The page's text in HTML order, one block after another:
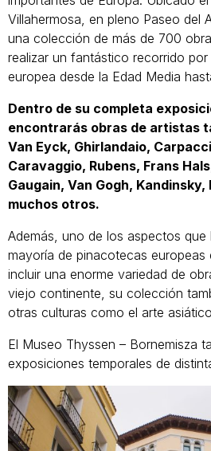
Villahermosa, en pleno Paseo del
una colección de más de 700
realizar un fantástico recorrido
europea desde la Edad Media
Dentro de su completa
encontrarás obras de artistas
Van Eyck, Ghirlandaio,
Caravaggio, Rubens, Frans
Gaugain, Van Gogh,
muchos otros.
Además, uno de los aspectos que
mayoría de pinacotecas europeas
incluir una enorme variedad de
viejo continente, su colección
otras culturas como el arte
El Museo Thyssen – Bornemisza
exposiciones temporales de